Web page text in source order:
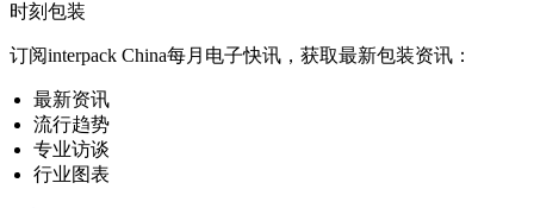
时刻包装
订阅interpack China每月电子快讯，获取最新包装资讯：
最新资讯
流行趋势
专业访谈
行业图表